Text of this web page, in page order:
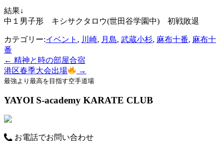
結果↓
中１男子形 キシサクタロウ(世田谷学園中) 初戦敗退
カテゴリー:イベント , 川崎, 月島, 武蔵小杉, 麻布十番, 麻布十
番
投
稿
ナ
ゲ
← 精神と時の部屋合宿
港区春季大会出場
→
最強より最高を目指す空手道場
YAYOI S-academy KARATE CLUB
お電話でお問い合わせ